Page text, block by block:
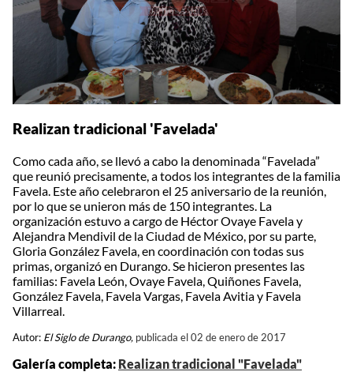
Realizan tradicional 'Favelada'
Como cada año, se llevó a cabo la denominada “Favelada”
que reunió precisamente, a todos los integrantes de la familia
Favela. Este año celebraron el 25 aniversario de la reunión,
por lo que se unieron más de 150 integrantes. La
organización estuvo a cargo de Héctor Ovaye Favela y
Alejandra Mendivil de la Ciudad de México, por su parte,
Gloria González Favela, en coordinación con todas sus
primas, organizó en Durango. Se hicieron presentes las
familias: Favela León, Ovaye Favela, Quiñones Favela,
González Favela, Favela Vargas, Favela Avitia y Favela
Villarreal.
Autor: El Siglo de Durango, publicada el 02 de enero de 2017
Galería completa: Realizan tradicional "Favelada"